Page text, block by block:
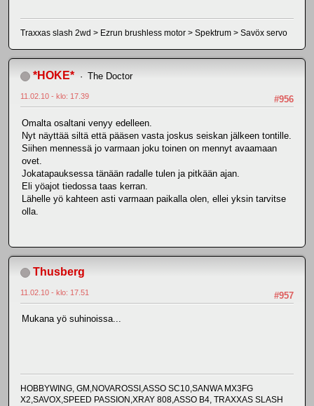
Traxxas slash 2wd > Ezrun brushless motor > Spektrum > Savöx servo
*HOKE* The Doctor
#956
11.02.10 - klo: 17.39
Omalta osaltani venyy edelleen.
Nyt näyttää siltä että pääsen vasta joskus seiskan jälkeen tontille.
Siihen mennessä jo varmaan joku toinen on mennyt avaamaan
ovet.
Jokatapauksessa tänään radalle tulen ja pitkään ajan.
Eli yöajot tiedossa taas kerran.
Lähelle yö kahteen asti varmaan paikalla olen, ellei yksin tarvitse
olla.
Thusberg
#957
11.02.10 - klo: 17.51
Mukana yö suhinoissa...
HOBBYWING, GM,NOVAROSSI,ASSO SC10,SANWA MX3FG
X2,SAVOX,SPEED PASSION,XRAY 808,ASSO B4, TRAXXAS SLASH